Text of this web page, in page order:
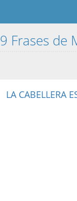
9 Frases de
LA CABELLERA